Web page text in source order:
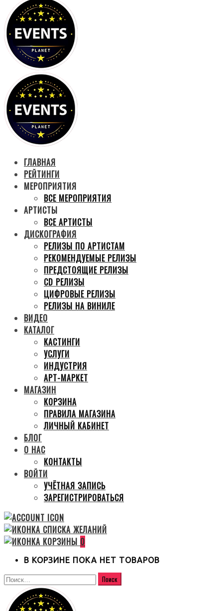
ГЛАВНАЯ
РЕЙТИНГИ
МЕРОПРИЯТИЯ
ВСЕ МЕРОПРИЯТИЯ
АРТИСТЫ
ВСЕ АРТИСТЫ
ДИСКОГРАФИЯ
РЕЛИЗЫ ПО АРТИСТАМ
РЕКОМЕНДУЕМЫЕ РЕЛИЗЫ
ПРЕДСТОЯЩИЕ РЕЛИЗЫ
CD РЕЛИЗЫ
ЦИФРОВЫЕ РЕЛИЗЫ
РЕЛИЗЫ НА ВИНИЛЕ
ВИДЕО
КАТАЛОГ
КАСТИНГИ
УСЛУГИ
ИНДУСТРИЯ
АРТ-МАРКЕТ
МАГАЗИН
КОРЗИНА
ПРАВИЛА МАГАЗИНА
ЛИЧНЫЙ КАБИНЕТ
БЛОГ
О НАС
КОНТАКТЫ
ВОЙТИ
УЧЁТНАЯ ЗАПИСЬ
ЗАРЕГИСТРИРОВАТЬСЯ
0
В КОРЗИНЕ ПОКА НЕТ ТОВАРОВ